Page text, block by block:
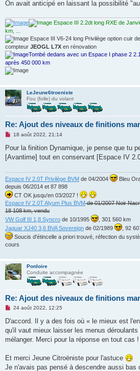
On avait anticipé en laissant la possibilité
Espace III 2.2dt long RXE de
km, ...
Espace III V6-24 long Privilège option cuir
compteur JEOGL L7X en rénovation
Tombé dedans avec un Espace I phase 2
après 450 000 km
LeJeune6troeniste
Fou (folle) du volant
Re: Ajout des niveaux de finitions
M
s
a
n
o
n
l
u
18 août 2022, 21:14
Pour la finition Dynamique, je pense que tu
[Avantime] tout en conservant [Espace IV
Espace IV 2.0T Privilège BVM de 04/2004
Bleu
depuis 06/2014 et 87 898
CT OK jusqu'en 03/2027 !
Espace IV 2.0T Alyum Plus BVMde 01/2007 Noir
18 108 km, vendu
VW Golf III 1,8 Syncro de 10/1995
, 301 560 km
Jaguar XJ40 3,6 BVA Sovereign de 02/1989
, 92
Soucis d'étincelle a priori trouvé, réfection du
cours
Ponloire
Conduite accompagnée
Re: Ajout des niveaux de finitions
M
s
a
g
o
l
24 août 2022, 12:25
D'accord. Il y a des fois où « le mieux est
qu'il vaut mieux laisser les menus
mélanger. Merci pour la réponse en tout cas !
Et merci Jeune Citroëniste pour l'astuce
Je n'avais pas pensé à descendre aussi bas